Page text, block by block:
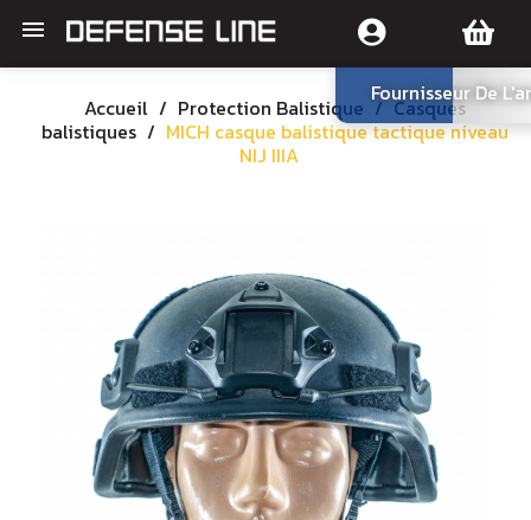

Fournisseur De
Accueil Protection Balistique
Casques
balistiques
MICH casque balistique tactique niveau
NIJ IIIA